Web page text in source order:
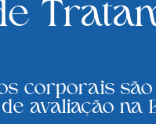
corporais
avaliação na